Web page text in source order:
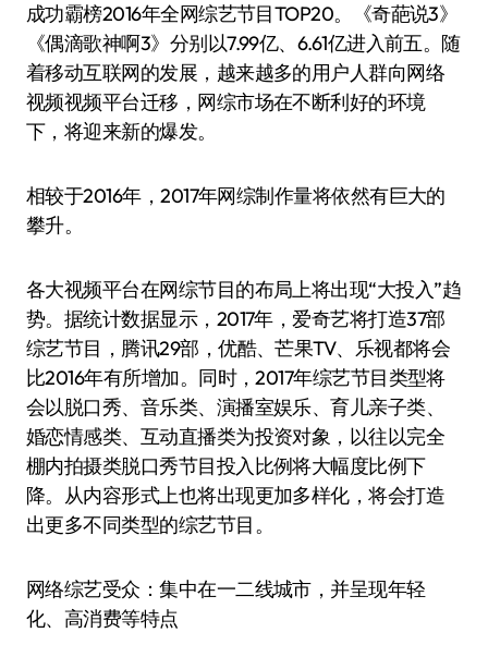
成功霸榜2016年全网综艺节目TOP20。《奇葩说3》
《偶滴歌神啊3》分别以7.99亿、6.61亿进入前五。随
着移动互联网的发展，越来越多的用户人群向网络
视频视频平台迁移，网综市场在不断利好的环境
下，将迎来新的爆发。
相较于2016年，2017年网综制作量将依然有巨大的
攀升。
各大视频平台在网综节目的布局上将出现“大投入”趋
势。据统计数据显示，2017年，爱奇艺将打造37部
综艺节目，腾讯29部，优酷、芒果TV、乐视都将会
比2016年有所增加。同时，2017年综艺节目类型将
会以脱口秀、音乐类、演播室娱乐、育儿亲子类、
婚恋情感类、互动直播类为投资对象，以往以完全
棚内拍摄类脱口秀节目投入比例将大幅度比例下
降。从内容形式上也将出现更加多样化，将会打造
出更多不同类型的综艺节目。
网络综艺受众：集中在一二线城市，并呈现年轻
化、高消费等特点